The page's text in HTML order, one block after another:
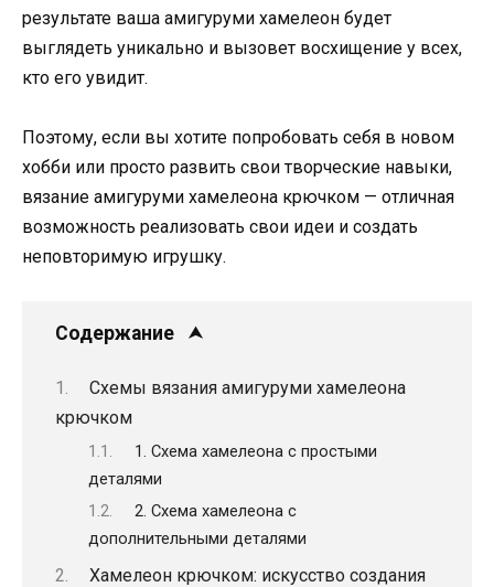
результате ваша амигуруми хамелеон будет
выглядеть уникально и вызовет восхищение у всех,
кто его увидит.
Поэтому, если вы хотите попробовать себя в новом
хобби или просто развить свои творческие навыки,
вязание амигуруми хамелеона крючком — отличная
возможность реализовать свои идеи и создать
неповторимую игрушку.
Содержание
Схемы вязания амигуруми хамелеона
крючком
1. Схема хамелеона с простыми
деталями
2. Схема хамелеона с
дополнительными деталями
Хамелеон крючком: искусство создания